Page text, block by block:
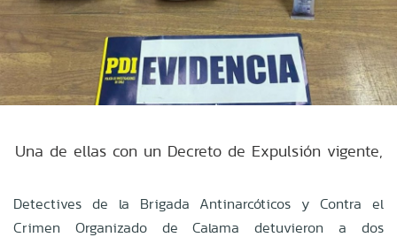
Una de ellas con un Decreto de Expulsión vigente,
Detectives de la Brigada Antinarcóticos y Contra el
Crimen Organizado de Calama detuvieron a dos